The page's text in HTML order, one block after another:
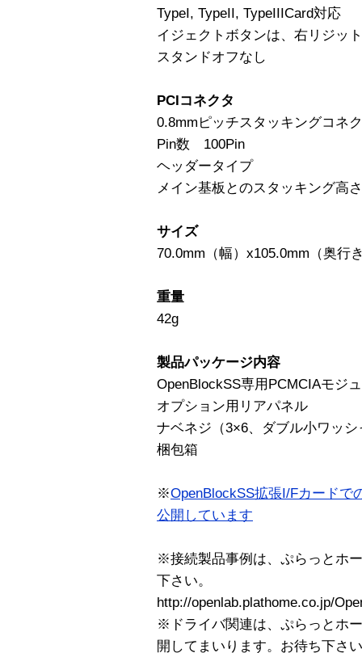
TypeI, TypeII, TypeIIICard対応
イジェクトボタンは、右リジッ
スタンドオフなし
PCIコネクタ
0.8mmピッチスタッキングコネ
Pin数 100Pin
ヘッダータイプ
メイン基板とのスタッキング高
サイズ
70.0mm（幅）x105.0mm（奥行
重量
42g
製品パッケージ内容
OpenBlockSS専用PCMCIA
オプション用リアパ
ナベネジ（3×6、ダブル小ワッ
梱包箱
※OpenBlockSS拡張I/Fカードで
公開しています
※接続製品事例は、ぷらっとホ
下さい。
http://openlab.plathome.co.jp/
※ドライバ関連は、ぷらっとホ
開してまいります。お待ち下さ